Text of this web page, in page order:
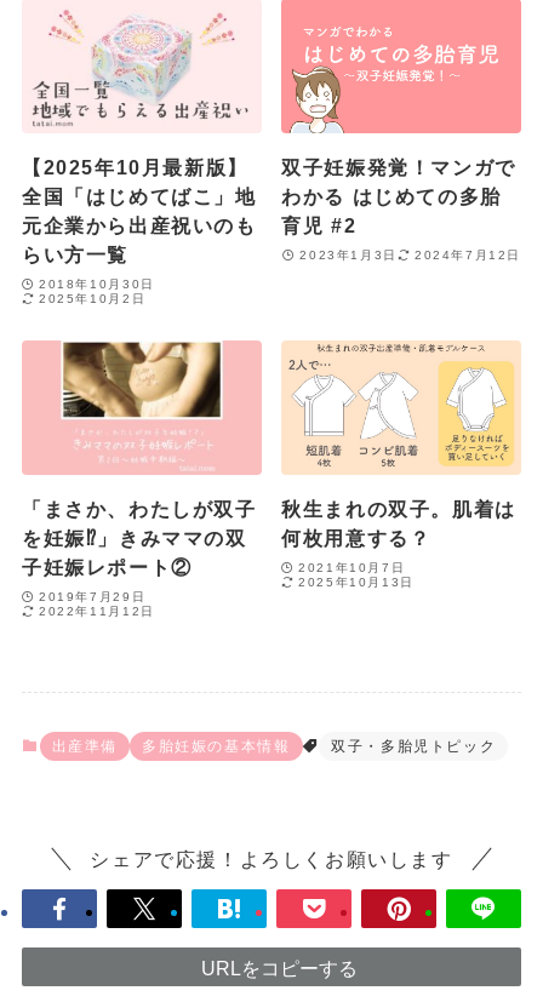
出産準備 多胎妊娠の基本情報 双子・多胎児トピック
シェアで応援！よろしくお願いします
URLをコピーする
【2025年10月最新版】
全国「はじめてばこ」地
元企業から出産祝いのも
らい方一覧
2018年10月30日
2025年10月2日
双子妊娠発覚！マンガで
わかる はじめての多胎
育児 #2
2023年1月3日 2024年7月12日
「まさか、わたしが双子
を妊娠⁉︎」きみママの双
子妊娠レポート②
2019年7月29日
2022年11月12日
秋生まれの双子。肌着は
何枚用意する？
2021年10月7日
2025年10月13日